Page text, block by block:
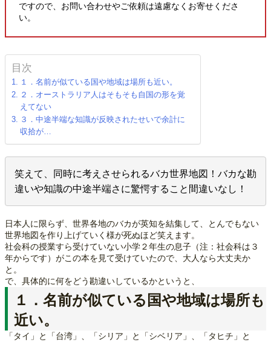
ですので、お問い合わせやご依頼は遠慮なくお寄せくださ
い。
目次
１．名前が似ている国や地域は場所も近い。
２．オーストラリア人はそもそも自国の形を覚
えてない
３．中途半端な知識が反映されたせいで余計に
収拾が…
笑えて、同時に考えさせられるバカ世界地図！バカな勘
違いや知識の中途半端さに驚愕すること間違いなし！
日本人に限らず、世界各地のバカが英知を結集して、とんでもない
世界地図を作り上げていく様が死ぬほど笑えます。
社会科の授業すら受けていない小学２年生の息子（注：社会科は３
年からです）がこの本を見て受けていたので、大人なら大丈夫か
と。
で、具体的に何をどう勘違いしているかというと、
１．名前が似ている国や地域は場所も
近い。
「タイ」と「台湾」、「シリア」と「シベリア」、「タヒチ」と